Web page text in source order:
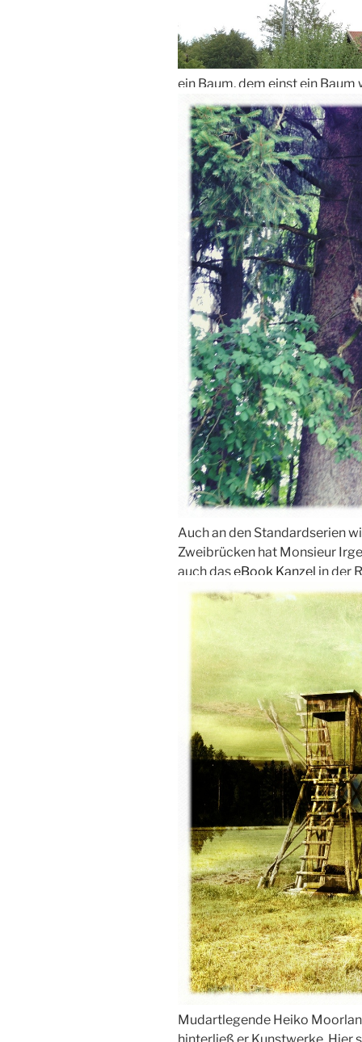
ein Baum, dem einst ein Baum
Auch an den Standardserien
Zweibrücken hat Monsieur
auch daseBook Kanzel in der
Mudartlegende Heiko